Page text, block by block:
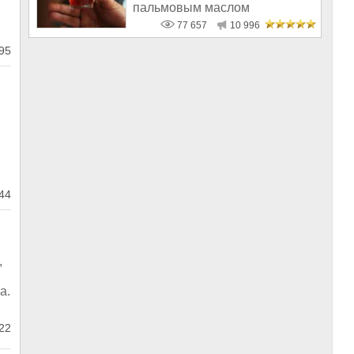
пальмовым маслом
77 657 10 996